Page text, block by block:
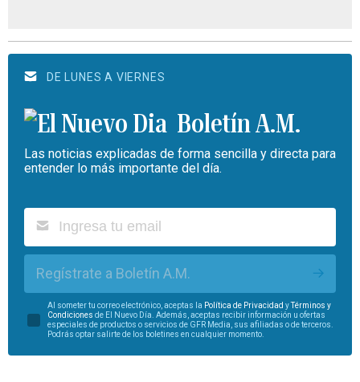
DE LUNES A VIERNES
Boletín A.M.
Las noticias explicadas de forma sencilla y directa para
entender lo más importante del día.
Regístrate a Boletín A.M.
Al someter tu correo electrónico, aceptas la Política de Privacidad yTérminos y
Condiciones de El Nuevo Día. Además, aceptas recibir información u ofertas
especiales de productos o servicios de GFR Media, sus afiliadas o de terceros.
Podrás optar salirte de los boletines en cualquier momento.